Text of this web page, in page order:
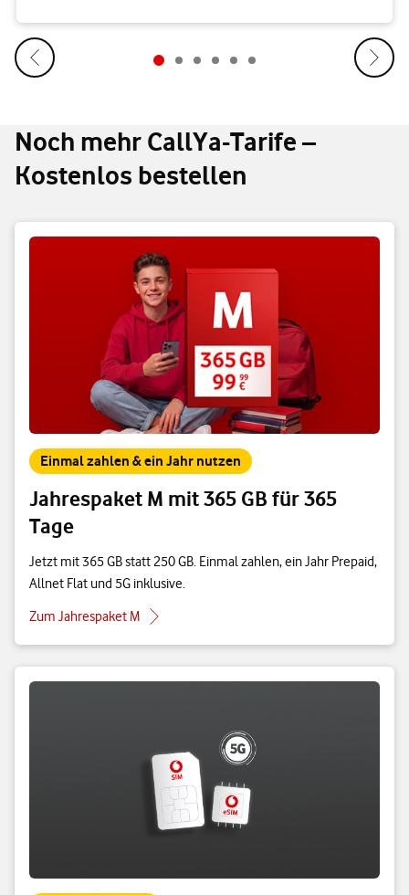
Noch mehr CallYa-Tarife –
Kostenlos bestellen
Einmal zahlen & ein Jahr nutzen
Jahrespaket M mit 365 GB für 365
Tage
Jetzt mit 365 GB statt 250 GB. Einmal zahlen, ein Jahr Prepaid,
Allnet Flat und 5G inklusive.
Zum Jahrespaket M